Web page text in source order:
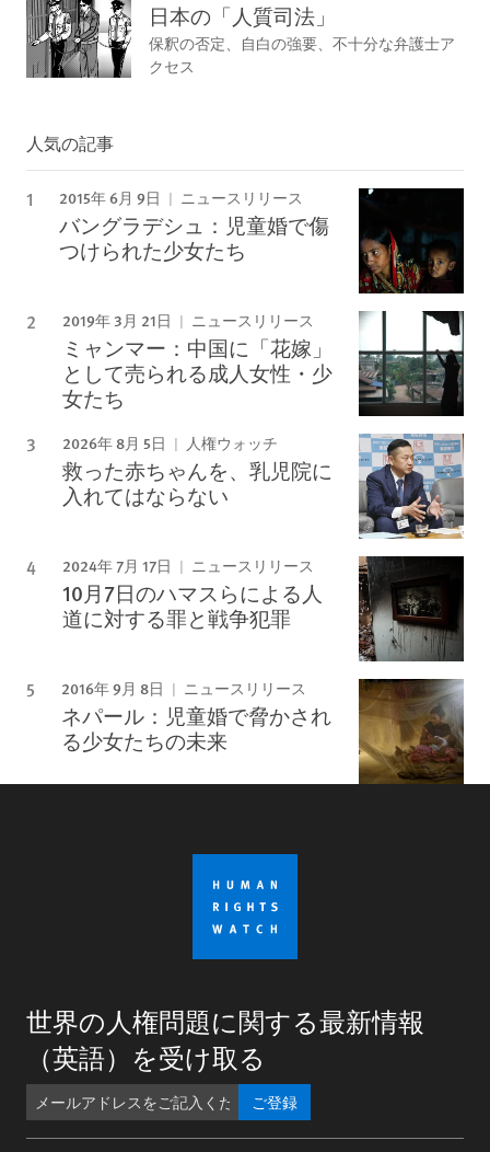
日本の「人質司法」
保釈の否定、自白の強要、不十分な弁護士ア
クセス
人気の記事
2015年 6月 9日 ニュースリリース
バングラデシュ：児童婚で傷
つけられた少女たち
2019年 3月 21日 ニュースリリース
ミャンマー：中国に「花嫁」
として売られる成人女性・少
女たち
2026年 8月 5日 人権ウォッチ
救った赤ちゃんを、乳児院に
入れてはならない
2024年 7月 17日 ニュースリリース
10月7日のハマスらによる人
道に対する罪と戦争犯罪
2016年 9月 8日 ニュースリリース
ネパール：児童婚で脅かされ
る少女たちの未来
世界の人権問題に関する最新情報
（英語）を受け取る
ご登録